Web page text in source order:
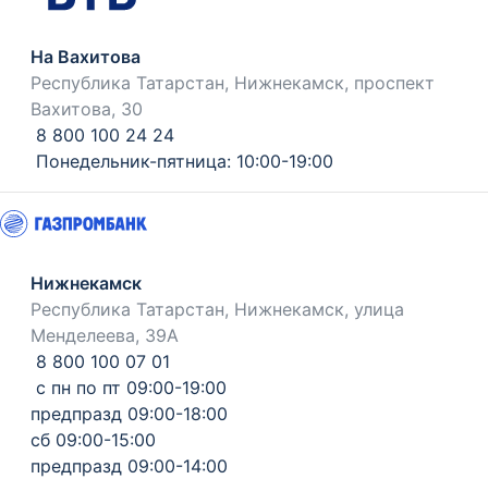
На Вахитова
Республика Татарстан, Нижнекамск, проспект
Вахитова, 30
8 800 100 24 24
Понедельник-пятница: 10:00-19:00
Нижнекамск
Республика Татарстан, Нижнекамск, улица
Менделеева, 39А
8 800 100 07 01
с пн по пт 09:00-19:00
предпразд 09:00-18:00
сб 09:00-15:00
предпразд 09:00-14:00